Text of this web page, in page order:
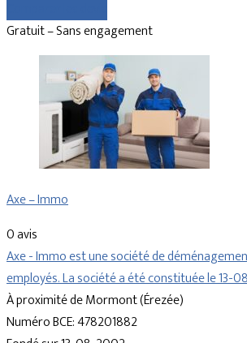
Gratuit – Sans engagement
Axe – Immo
0 avis
Axe - Immo est une société de
employés. La société a été constituée le 13-
À proximité de Mormont (Érezée)
Numéro BCE: 478201882